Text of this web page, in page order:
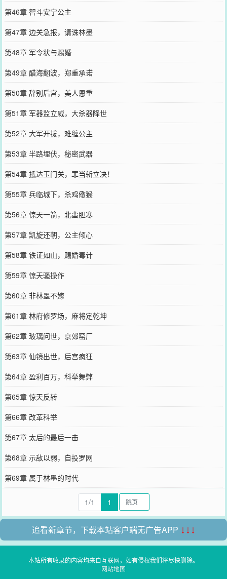
第46章 智斗安宁公主
第47章 边关急报，请诛林墨
第48章 军令状与赐婚
第49章 醋海翻波，郑重承诺
第50章 辞别后宫，美人恩重
第51章 军器监立威，大杀器降世
第52章 大军开拔，难缠公主
第53章 半路埋伏，秘密武器
第54章 抵达玉门关，罪当斩立决！
第55章 兵临城下，杀鸡儆猴
第56章 惊天一箭，北蛮胆寒
第57章 凯旋还朝，公主倾心
第58章 铁证如山，赐婚毒计
第59章 惊天骚操作
第60章 非林墨不嫁
第61章 林府修罗场，麻将定乾坤
第62章 玻璃问世，京郊窑厂
第63章 仙镜出世，后宫疯狂
第64章 盈利百万，科举舞弊
第65章 惊天反转
第66章 改革科举
第67章 太后的最后一击
第68章 示敌以弱，自投罗网
第69章 属于林墨的时代
1/1 1
追看新章节，下载本站客户端无广告APP ↓↓↓
本站所有收录的内容均来自互联网，如有侵权我们将尽快删除。
网站地图